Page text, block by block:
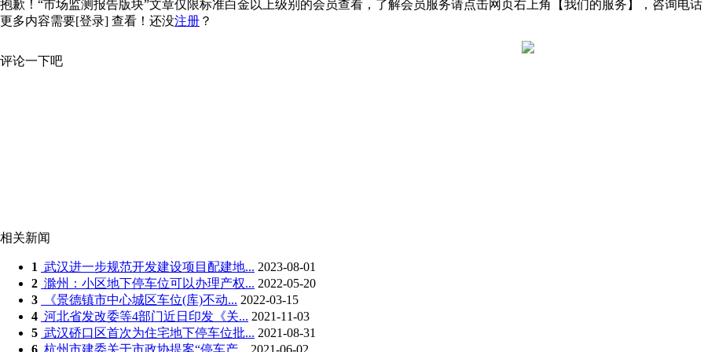
抱歉！“市场监测报告版块”文章仅限标准白金以上级别的会员查看，了解会员服务请点击网页右上角【我们的服务】，咨询电话
更多内容需要[登录] 查看！还没注册 ？
评论一下吧
相关新闻
1 武汉进一步规范开发建设项目配建地... 2023-08-01
2 滁州：小区地下停车位可以办理产权... 2022-05-20
3
《景德镇市中心城区车位(库)不动... 2022-03-15
4 河北省发改委等4部门近日印发《关... 2021-11-03
5 武汉硚口区首次为住宅地下停车位批... 2021-08-31
6 杭州市建委关于市政协提案“停车产... 2021-06-02